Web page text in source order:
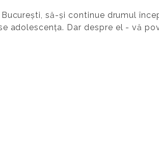
să-și continue drumul
adolescența. Dar despre el - vă